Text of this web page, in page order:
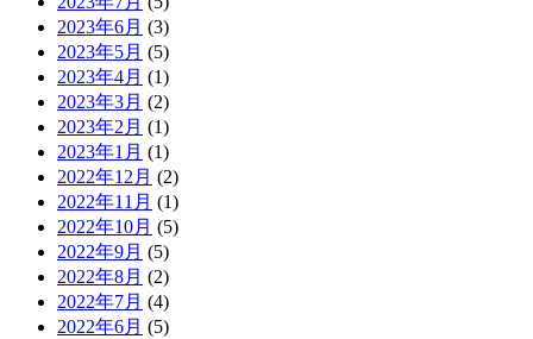
2023年6月 (3)
2023年5月 (5)
2023年4月 (1)
2023年3月 (2)
2023年2月 (1)
2023年1月 (1)
2022年12月 (2)
2022年11月 (1)
2022年10月 (5)
2022年9月 (5)
2022年8月 (2)
2022年7月 (4)
2022年6月 (5)